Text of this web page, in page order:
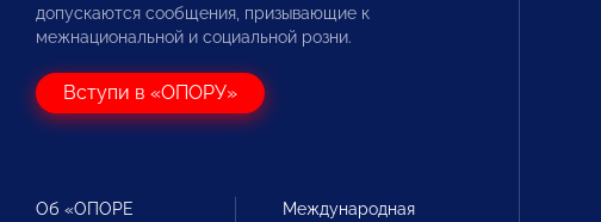
допускаются сообщения, призывающие к
межнациональной и социальной розни.
Вступи в «ОПОРУ»
Об «ОПОРЕ
Международная